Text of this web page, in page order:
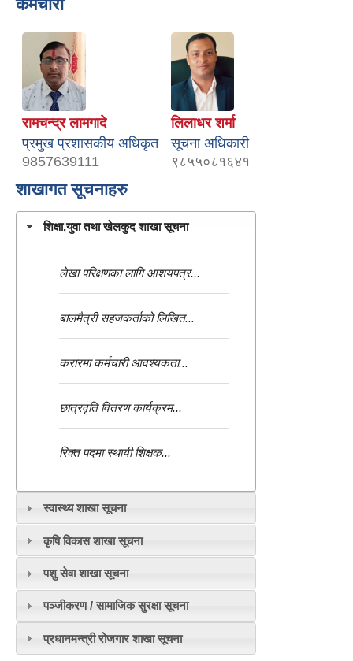
कर्मचारी
रामचन्द्र लामगादे
प्रमुख प्रशासकीय अधिकृत
9857639111
लिलाधर शर्मा
सूचना अधिकारी
९८५५०८१६४१
शाखागत सूचनाहरु
शिक्षा,युवा तथा खेलकुद शाखा सूचना
लेखा परिक्षणका लागि आशयपत्र...
बालमैत्री सहजकर्ताको लिखित...
करारमा कर्मचारी आवश्यकता...
छात्रवृति वितरण कार्यक्रम...
रिक्त पदमा स्थायी शिक्षक...
स्वास्थ्य शाखा सूचना
कृषि विकास शाखा सूचना
पशु सेवा शाखा सूचना
पञ्जीकरण / सामाजिक सुरक्षा सूचना
प्रधानमन्त्री रोजगार शाखा सूचना